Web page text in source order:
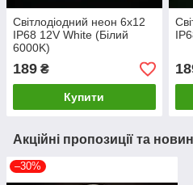
Світлодіодний неон 6x12
IP68 12V White (Білий
6000K)
189 ₴
Купити
Акційні пропозиції та
–30%